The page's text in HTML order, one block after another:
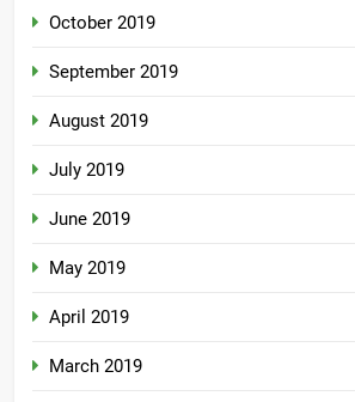
October 2019
September 2019
August 2019
July 2019
June 2019
May 2019
April 2019
March 2019